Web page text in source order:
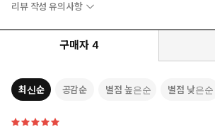
리뷰 작성 유의사항
구매자 4
최신순 공감순 별점 높은순 별점 낮은순